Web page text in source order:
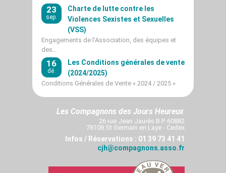
23
sep.
Charte de lutte contre les
Violences Sexistes et Sexuelles
(VSS)
Engagements de l’Association, des équipes et
des…
16
dé.
Les Conditions générales de vente
(2024/2025)
Conditions Générales de Vente « 2024 / 2025 »
Les Compagnons des Jours Heureux
26 rue Jean Jaurès B.P. 60882
78108 St Germain en Laye - Cedex
Infos / Réservations : 01 39 73 41 41
cjh@compagnons.asso.fr